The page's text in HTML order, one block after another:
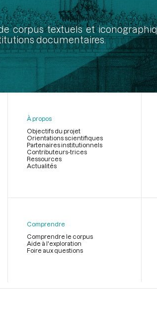
corpus textuels et
documentaires.
page
À propos
Objectifs du projet
Orientations scientifiques
Partenaires institutionnels
Contributeurs-trices
Ressources
Actualités
Comprendre
Comprendre le corpus
Aide à l'exploration
Foire aux questions